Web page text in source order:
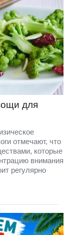
для
отмечают, что
которые
внимания
регулярно